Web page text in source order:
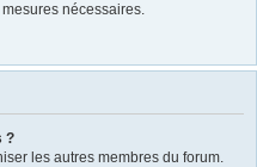
nécessaires.
?
les autres membres du forum.